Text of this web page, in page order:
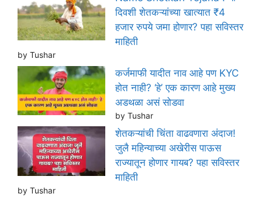
दिवशी शेतकऱ्यांच्या खात्यात ₹4
हजार रुपये जमा होणार? पहा सविस्तर
माहिती
by Tushar
कर्जमाफी यादीत नाव आहे पण KYC
होत नाही? ‘हे’ एक कारण आहे मुख्य
अडथळा असं सोडवा
by Tushar
शेतकऱ्यांची चिंता वाढवणारा अंदाज!
जुलै महिन्याच्या अखेरीस पाऊस
राज्यातून होणार गायब? पहा सविस्तर
माहिती
by Tushar